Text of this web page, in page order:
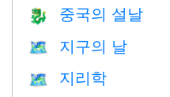
🐉 중국의 설날
🗺️ 지구의 날
🗺 지리학